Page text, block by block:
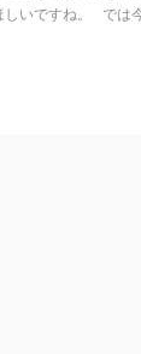
しいですね。 では